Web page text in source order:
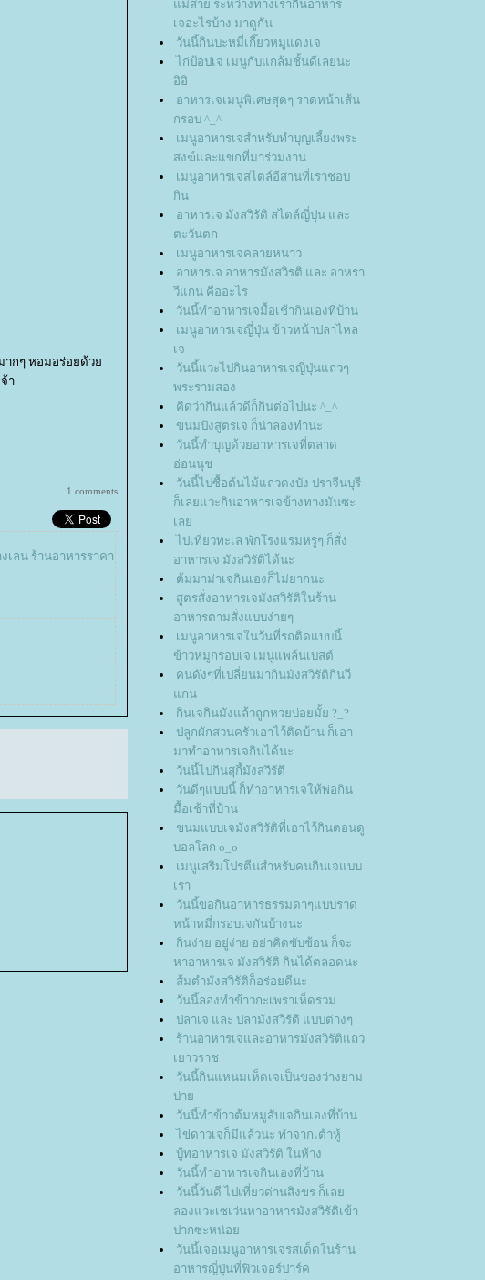
ากๆ หอมอร่อยด้ว
า
1 comments
เลน ร้านอาหารราคา
ม่สาย ระหว่างทางเรากินอาหาร
เจอะไรบ้าง มาดูกัน
วันนี้กินบะหมี่เกี๊ยวหมูแดงเจ
ไก่ป้อปเจ เมนูกับแกล้มชั้นดีเลยนะ
อิอิ
อาหารเจเมนูพิเศษสุดๆ ราดหน้าเส้น
กรอบ ^_^
เมนูอาหารเจสำหรับทำบุญเลี้ยงพระ
สงฆ์และแขกที่มาร่วมงาน
เมนูอาหารเจสไตล์อีสานที่เราชอบ
กิน
อาหารเจ มังสวิรัติ สไตล์ญี่ปุ่น และ
ตะวันตก
เมนูอาหารเจคลายหนาว
อาหารเจ อาหารมังสวิรติ และ อาหรา
วีแกน คืออะไร
วันนี้ทำอาหารเจมื้อเช้ากินเองที่บ้าน
เมนูอาหารเจญี่ปุ่น ข้าวหน้าปลาไหล
เจ
วันนี้แวะไปกินอาหารเจญี่ปุ่นแถวๆ
พระรามสอง
คิดว่ากินแล้วดีก็กินต่อไปนะ ^_^
ขนมปังสูตรเจ ก็น่าลองทำนะ
วันนี้ทำบุญด้วยอาหารเจที่ตลาด
อ่อนนุช
วันนี้ไปซื้อต้นไม้แถวดงบัง ปราจีนบุรี
ก็เลยแวะกินอาหารเจข้างทางมันซะ
เล
ไปเที่ยวทะเล พักโรงแรมหรูๆ ก็สั่ง
อาหารเจ มังสวิรัติได้นะ
ต้มมาม่าเจกินเองก็ไม่ยากนะ
สูตรสั่งอาหารเจมังสวิรัติในร้าน
อาหารตามสั่งแบบง่ายๆ
เมนูอาหารเจในวันที่รถติดแบบนี้
ข้าวหมูกรอบเจ เมนูแพล้นเบสต์
คนดังๆที่เปลี่ยนมากินมังสวิรัติกินวี
กน
กินเจกินมังแล้วถูกหวยบ่อยมั้ย ?_?
ปลูกผักสวนครัวเอาไว้ติดบ้าน ก็เอา
มาทำอาหารเจกินได้นะ
วันนี้ไปกินสุกี้มังสวิรัติ
วันดีๆแบบนี้ ก็ทำอาหารเจให้พ่อกิน
มื้อเช้าที่บ้าน
ขนมแบบเจมังสวิรัติที่เอาไว้กินตอนดู
บอลโลก o_o
เมนูเสริมโปรตีนสำหรับคนกินเจแบบ
เรา
วันนี้ขอกินอาหารธรรมดาๆแบบราด
หน้าหมี่กรอบเจกันบ้างนะ
กินง่าย อยู่ง่าย อย่าคิดซับซ้อน ก็จะ
หาอาหารเจ มังสวิรัติ กินได้ตลอดนะ
ส้มตำมังสวิรัติก็อร่อยดีนะ
วันนี้ลองทำข้าวกะเพราเห็ดรวม
ปลาเจ และ ปลามังสวิรัติ แบบต่างๆ
ร้านอาหารเจและอาหารมังสวิรัติแถว
เยาวราช
วันนี้กินแหนมเห็ดเจเป็นของว่างยาม
บ่า
วันนี้ทำข้าวต้มหมูสับเจกินเองที่บ้าน
ไข่ดาวเจก็มีแล้วนะ ทำจากเต้าหู้
บู้ทอาหารเจ มังสวิรัติ ในห้าง
วันนี้ทำอาหารเจกินเองที่บ้าน
วันนี้วันดี ไปเที่ยวด่านสิงขร ก็เล
ลองแวะเซเว่นหาอาหารมังสวิรัติเข้า
ปากซะหน่อ
วันนี้เจอเมนูอาหารเจรสเด็ดในร้าน
อาหารญี่ปุ่นที่ฟิวเจอร์ปาร์ค